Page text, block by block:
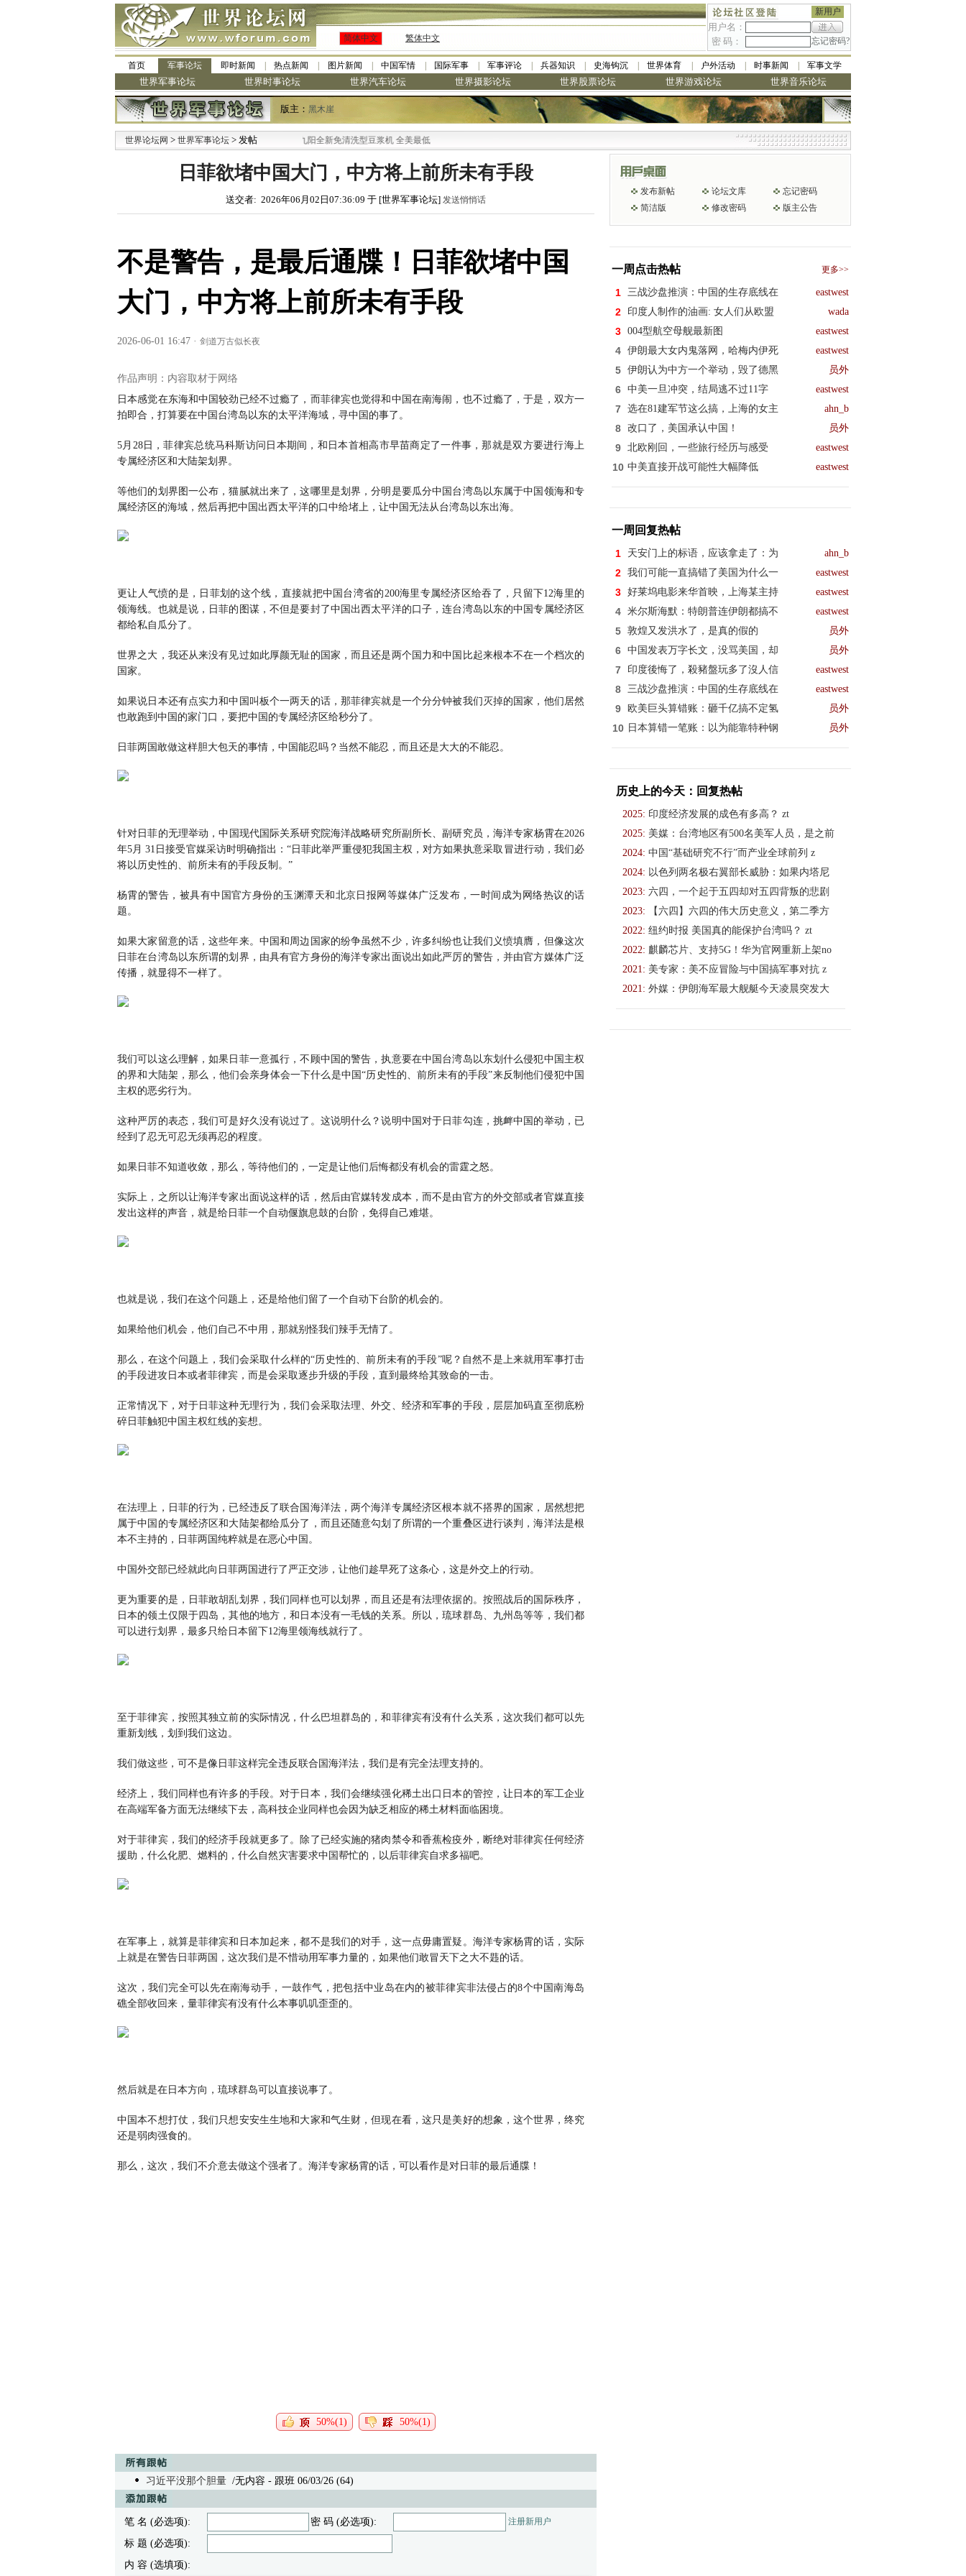
新用户
用户名：
密 码：
忘记密码?
简体中文 繁体中文
首页 军事论坛 即时新闻 热点新闻 图片新闻 中国军情 国际军事 军事评论 兵器知识 史海钩沉 世界体育 户外活动 时事新闻 军事文学
世界军事论坛 世界时事论坛 世界汽车论坛 世界摄影论坛 世界股票论坛 世界游戏论坛 世界音乐论坛
版主： 黑木崖
世界论坛网 > 世界军事论坛 > 发帖
· 九阳全新免清洗型豆浆机 全美最低
日菲欲堵中国大门，中方将上前所未有手段
送交者: 2026年06月02日07:36:09 于 [世界军事论坛] 发送悄悄话
不是警告，是最后通牒！日菲欲堵中国
大门，中方将上前所未有手段
2026-06-01 16:47 · 剑道万古似长夜
作品声明：内容取材于网络
日本感觉在东海和中国较劲已经不过瘾了，而菲律宾也觉得和中国在南海闹，也不过瘾了，于是，双方一
拍即合，打算要在中国台湾岛以东的太平洋海域，寻中国的事了。
5月28日，菲律宾总统马科斯访问日本期间，和日本首相高市早苗商定了一件事，那就是双方要进行海上
专属经济区和大陆架划界。
等他们的划界图一公布，猫腻就出来了，这哪里是划界，分明是要瓜分中国台湾岛以东属于中国领海和专
属经济区的海域，然后再把中国出西太平洋的口中给堵上，让中国无法从台湾岛以东出海。
更让人气愤的是，日菲划的这个线，直接就把中国台湾省的200海里专属经济区给吞了，只留下12海里的
领海线。也就是说，日菲的图谋，不但是要封了中国出西太平洋的口子，连台湾岛以东的中国专属经济区
都给私自瓜分了。
世界之大，我还从来没有见过如此厚颜无耻的国家，而且还是两个国力和中国比起来根本不在一个档次的
国家。
如果说日本还有点实力和中国叫板个一两天的话，那菲律宾就是一个分分钟被我们灭掉的国家，他们居然
也敢跑到中国的家门口，要把中国的专属经济区给秒分了。
日菲两国敢做这样胆大包天的事情，中国能忍吗？当然不能忍，而且还是大大的不能忍。
针对日菲的无理举动，中国现代国际关系研究院海洋战略研究所副所长、副研究员，海洋专家杨霄在2026
年5月 31日接受官媒采访时明确指出：“日菲此举严重侵犯我国主权，对方如果执意采取冒进行动，我们必
将以历史性的、前所未有的手段反制。”
杨霄的警告，被具有中国官方身份的玉渊潭天和北京日报网等媒体广泛发布，一时间成为网络热议的话
题。
如果大家留意的话，这些年来。中国和周边国家的纷争虽然不少，许多纠纷也让我们义愤填膺，但像这次
日菲在台湾岛以东所谓的划界，由具有官方身份的海洋专家出面说出如此严厉的警告，并由官方媒体广泛
传播，就显得不一样了。
我们可以这么理解，如果日菲一意孤行，不顾中国的警告，执意要在中国台湾岛以东划什么侵犯中国主权
的界和大陆架，那么，他们会亲身体会一下什么是中国“历史性的、前所未有的手段”来反制他们侵犯中国
主权的恶劣行为。
这种严厉的表态，我们可是好久没有说过了。这说明什么？说明中国对于日菲勾连，挑衅中国的举动，已
经到了忍无可忍无须再忍的程度。
如果日菲不知道收敛，那么，等待他们的，一定是让他们后悔都没有机会的雷霆之怒。
实际上，之所以让海洋专家出面说这样的话，然后由官媒转发成本，而不是由官方的外交部或者官媒直接
发出这样的声音，就是给日菲一个自动偃旗息鼓的台阶，免得自己难堪。
也就是说，我们在这个问题上，还是给他们留了一个自动下台阶的机会的。
如果给他们机会，他们自己不中用，那就别怪我们辣手无情了。
那么，在这个问题上，我们会采取什么样的“历史性的、前所未有的手段”呢？自然不是上来就用军事打击
的手段进攻日本或者菲律宾，而是会采取逐步升级的手段，直到最终给其致命的一击。
正常情况下，对于日菲这种无理行为，我们会采取法理、外交、经济和军事的手段，层层加码直至彻底粉
碎日菲触犯中国主权红线的妄想。
在法理上，日菲的行为，已经违反了联合国海洋法，两个海洋专属经济区根本就不搭界的国家，居然想把
属于中国的专属经济区和大陆架都给瓜分了，而且还随意勾划了所谓的一个重叠区进行谈判，海洋法是根
本不主持的，日菲两国纯粹就是在恶心中国。
中国外交部已经就此向日菲两国进行了严正交涉，让他们趁早死了这条心，这是外交上的行动。
更为重要的是，日菲敢胡乱划界，我们同样也可以划界，而且还是有法理依据的。按照战后的国际秩序，
日本的领土仅限于四岛，其他的地方，和日本没有一毛钱的关系。所以，琉球群岛、九州岛等等，我们都
可以进行划界，最多只给日本留下12海里领海线就行了。
至于菲律宾，按照其独立前的实际情况，什么巴坦群岛的，和菲律宾有没有什么关系，这次我们都可以先
重新划线，划到我们这边。
我们做这些，可不是像日菲这样完全违反联合国海洋法，我们是有完全法理支持的。
经济上，我们同样也有许多的手段。对于日本，我们会继续强化稀土出口日本的管控，让日本的军工企业
在高端军备方面无法继续下去，高科技企业同样也会因为缺乏相应的稀土材料面临困境。
对于菲律宾，我们的经济手段就更多了。除了已经实施的猪肉禁令和香蕉检疫外，断绝对菲律宾任何经济
援助，什么化肥、燃料的，什么自然灾害要求中国帮忙的，以后菲律宾自求多福吧。
在军事上，就算是菲律宾和日本加起来，都不是我们的对手，这一点毋庸置疑。海洋专家杨霄的话，实际
上就是在警告日菲两国，这次我们是不惜动用军事力量的，如果他们敢冒天下之大不韪的话。
这次，我们完全可以先在南海动手，一鼓作气，把包括中业岛在内的被菲律宾非法侵占的8个中国南海岛
礁全部收回来，量菲律宾有没有什么本事叽叽歪歪的。
然后就是在日本方向，琉球群岛可以直接说事了。
中国本不想打仗，我们只想安安生生地和大家和气生财，但现在看，这只是美好的想象，这个世界，终究
还是弱肉强食的。
那么，这次，我们不介意去做这个强者了。海洋专家杨霄的话，可以看作是对日菲的最后通牒！
50%(1) 50%(1)
习近平没那个胆量 /无内容 - 跟班 06/03/26 (64)
笔 名 (必选项): 密 码 (必选项): 注册新用户
标 题 (必选项):
内 容 (选填项):
发布新帖 论坛文库
忘记密码
简洁版
修改密码 版主公告
一周点击热帖 更多>>
1 三战沙盘推演：中国的生存底线在 eastwest
2 印度人制作的油画: 女人们从欧盟 wada
3 004型航空母舰最新图 eastwest
4 伊朗最大女内鬼落网，哈梅内伊死 eastwest
5 伊朗认为中方一个举动，毁了德黑 员外
6 中美一旦冲突，结局逃不过11字 eastwest
7 选在81建军节这么搞，上海的女主 ahn_b
8 改口了，美国承认中国！ 员外
9 北欧刚回，一些旅行经历与感受 eastwest
10 中美直接开战可能性大幅降低 eastwest
一周回复热帖
1 天安门上的标语，应该拿走了：为 ahn_b
2 我们可能一直搞错了美国为什么一 eastwest
3 好莱坞电影来华首映，上海某主持 eastwest
4 米尔斯海默：特朗普连伊朗都搞不 eastwest
5 敦煌又发洪水了，是真的假的 员外
6 中国发表万字长文，没骂美国，却 员外
7 印度後悔了，殺豬盤玩多了沒人信 eastwest
8 三战沙盘推演：中国的生存底线在 eastwest
9 欧美巨头算错账：砸千亿搞不定氢 员外
10 日本算错一笔账：以为能靠特种钢 员外
历史上的今天：回复热帖
2025: 印度经济发展的成色有多高？ zt
2025: 美媒：台湾地区有500名美军人员，是之前
2024: 中国“基础研究不行”而产业全球前列 z
2024: 以色列两名极右翼部长威胁：如果内塔尼
2023: 六四，一个起于五四却对五四背叛的悲剧
2023:
【六四】六四的伟大历史意义，第二季方
2022: 纽约时报 美国真的能保护台湾吗？ zt
2022: 麒麟芯片、支持5G！华为官网重新上架no
2021: 美专家：美不应冒险与中国搞军事对抗 z
2021: 外媒：伊朗海军最大舰艇今天凌晨突发大